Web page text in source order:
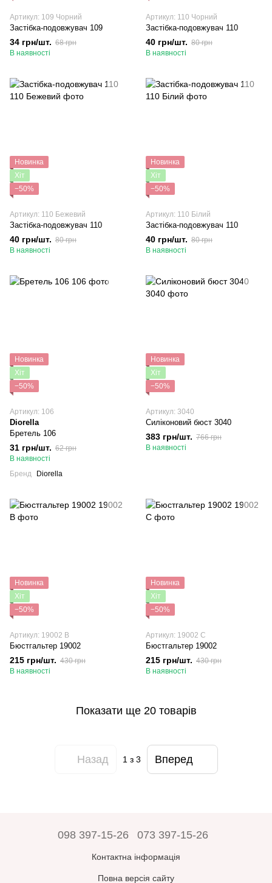
Артикул: 109 Чорний
Застібка-подовжувач 109
34 грн/шт. 68 грн
В наявності
Артикул: 110 Чорний
Застібка-подовжувач 110
40 грн/шт. 80 грн
В наявності
Новинка
Хіт
−50%
Артикул: 110 Бежевий
Застібка-подовжувач 110
40 грн/шт. 80 грн
В наявності
Новинка
Хіт
−50%
Артикул: 110 Білий
Застібка-подовжувач 110
40 грн/шт. 80 грн
В наявності
Новинка
Хіт
−50%
Артикул: 106
Diorella
Бретель 106
31 грн/шт. 62 грн
В наявності
Бренд
Diorella
Новинка
Хіт
−50%
Артикул: 3040
Силіконовий бюст 3040
383 грн/шт. 766 грн
В наявності
Новинка
Хіт
−50%
Артикул: 19002 B
Бюстгальтер 19002
215 грн/шт. 430 грн
В наявності
Новинка
Хіт
−50%
Артикул: 19002 C
Бюстгальтер 19002
215 грн/шт. 430 грн
В наявності
Показати ще 20 товарів
Назад 1 з 3 Вперед
098 397-15-26 073 397-15-26
Контактна інформація
Повна версія сайту